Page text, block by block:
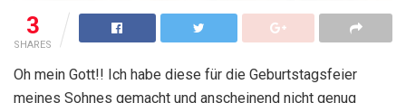
3
SHARES
Oh mein Gott!! Ich habe diese für die Geburtstagsfeier
meines Sohnes gemacht und anscheinend nicht genug